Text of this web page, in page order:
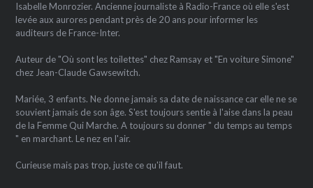
Isabelle Monrozier. Ancienne journaliste à Radio-France où elle s'est
levée aux aurores pendant près de 20 ans pour informer les
auditeurs de France-Inter.
Auteur de "Où sont les toilettes" chez Ramsay et "En voiture Simone"
chez Jean-Claude Gawsewitch.
Mariée, 3 enfants. Ne donne jamais sa date de naissance car elle ne se
souvient jamais de son âge. S'est toujours sentie à l'aise dans la peau
de la Femme Qui Marche. A toujours su donner " du temps au temps
" en marchant. Le nez en l'air.
Curieuse mais pas trop, juste ce qu'il faut.